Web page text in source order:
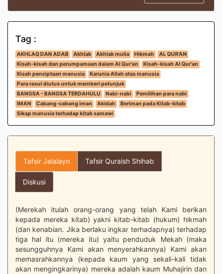
Tag :
AKHLAQ DAN ADAB Akhlak Akhlak mulia Hikmah
AL QUR'AN
Kisah-kisah dan perumpamaan dalam Al Qur'an
Kisah-kisah Al Qur'an
Kisah penciptaan manusia
Karunia Allah atas manusia
Para rasul diutus untuk memberi petunjuk
BANGSA - BANGSA TERDAHULU
Nabi-nabi
Pemilihan para nabi
IMAN
Cabang-cabang iman Akidah
Beriman pada Kitab-kitab
Sikap manusia terhadap kitab samawi
Tafsir Jalalayn Tafsir Quraish Shihab
Diskusi
(Merekah itulah orang-orang yang telah Kami berikan
kepada mereka kitab) yakni kitab-kitab (hukum) hikmah
(dan kenabian. Jika berlaku ingkar terhadapnya) terhadap
tiga hal itu (mereka itu) yaitu penduduk Mekah (maka
sesungguhnya Kami akan menyerahkannya) Kami akan
memasrahkannya (kepada kaum yang sekali-kali tidak
akan mengingkarinya) mereka adalah kaum Muhajirin dan